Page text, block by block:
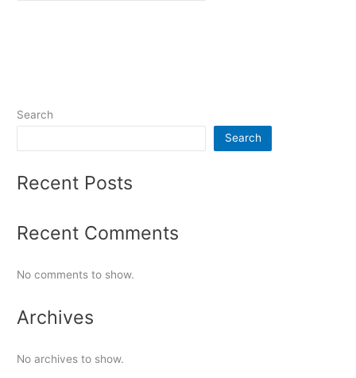
Search
Search
Recent Posts
Recent Comments
No comments to show.
Archives
No archives to show.